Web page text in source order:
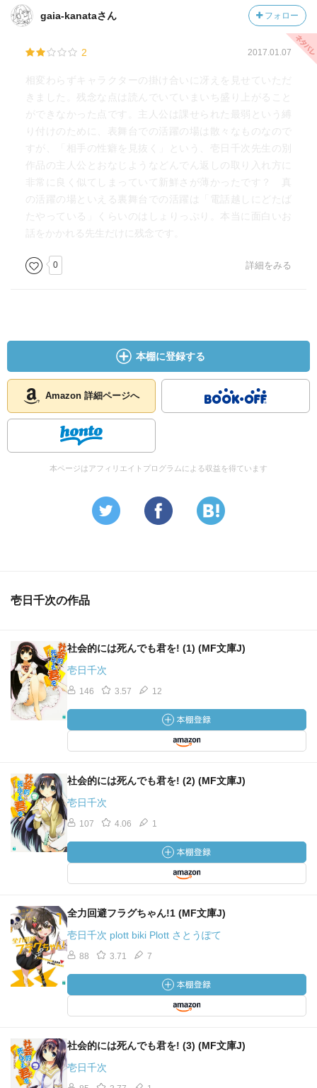
gaia-kanataさん フォロー
2 2017.01.07
相変わらずキャラクターの掛け合いに冴えを見せていただ
きました。残念な点は読んでいていまいち盛り上がること
ができなかった点です。主人公は課せられた最弱という縛
り付けのために、表舞台での活躍の場は散々なものなので
すが、「相手の性癖を見抜く」という、壱日千次先生の別
作品の主人公とおなじようなどんでん返しの取り入れ方に
非常に良く似てしまっていて新鮮さが薄かったです？ 真
の活躍の場といえる裏舞台での活躍は「電話越しにどたば
たやっている」くらいのはしょりっぷり。本当に面白いお
話をかかれる先生だけに残念です。
0 詳細をみる
本棚に登録する
Amazon 詳細ページへ
本ページはアフィリエイトプログラムによる収益を得ています
壱日千次の作品
社会的には死んでも君を! (1) (MF文庫J)
壱日千次
146 3.57 12
社会的には死んでも君を! (2) (MF文庫J)
壱日千次
107 4.06 1
全力回避フラグちゃん!1 (MF文庫J)
壱日千次 plott biki Plott さとうぽて
88 3.71 7
社会的には死んでも君を! (3) (MF文庫J)
壱日千次